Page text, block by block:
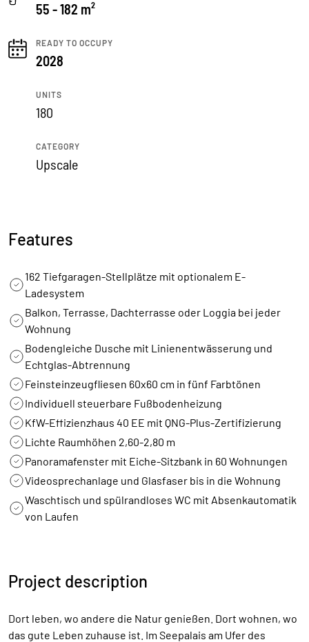
55 - 182 m²
READY TO OCCUPY
2028
UNITS
180
CATEGORY
Upscale
Features
162 Tiefgaragen-Stellplätze mit optionalem E-
Ladesystem
Balkon, Terrasse, Dachterrasse oder Loggia bei jeder
Wohnung
Bodengleiche Dusche mit Linienentwässerung und
Echtglas-Abtrennung
Feinsteinzeugfliesen 60x60 cm in fünf Farbtönen
Individuell steuerbare Fußbodenheizung
KfW-Effizienzhaus 40 EE mit QNG-Plus-Zertifizierung
Lichte Raumhöhen 2,60-2,80 m
Panoramafenster mit Eiche-Sitzbank in 60 Wohnungen
Videosprechanlage und Glasfaser bis in die Wohnung
Waschtisch und spülrandloses WC mit Absenkautomatik
von Laufen
Project description
Dort leben, wo andere die Natur genießen. Dort wohnen, wo
das gute Leben zuhause ist. Im Seepalais am Ufer des